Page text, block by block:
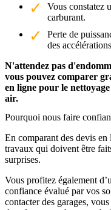
Vous constatez
carburant.
Perte de
des
N'attendez pas
vous pouvez comparer
en ligne pour le
air.
Pourquoi nous faire
En comparant des devis
travaux qui doivent être
surprises.
Vous profitez également
confiance évalué par vos
contacter des garages,